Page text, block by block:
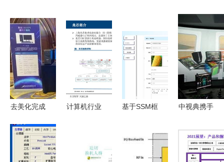
去美化完成
产电脑在重
庆诞生，网
计算机行业
态价值与机
基于SSM框
助收银系统
中视典携手
团，助力工
业仿真系统